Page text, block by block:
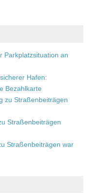
Parkplatzsituation an
Hafen:
Bezahlkarte
zu Straßenbeiträgen
Straßenbeiträgen
Straßenbeiträgen war